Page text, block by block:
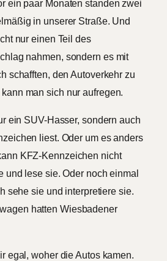
ein paar Monaten standen zwei
in unserer Straße. Und
nur einen Teil des
nahmen, sondern es mit
schafften, den Autoverkehr zu
man sich nur aufregen.
ein SUV-Hasser, sondern auch
liest. Oder um es anders
KFZ-Kennzeichen nicht
und lese sie. Oder noch einmal
sehe sie und interpretiere sie.
hatten Wiesbadener
egal, woher die Autos kamen.